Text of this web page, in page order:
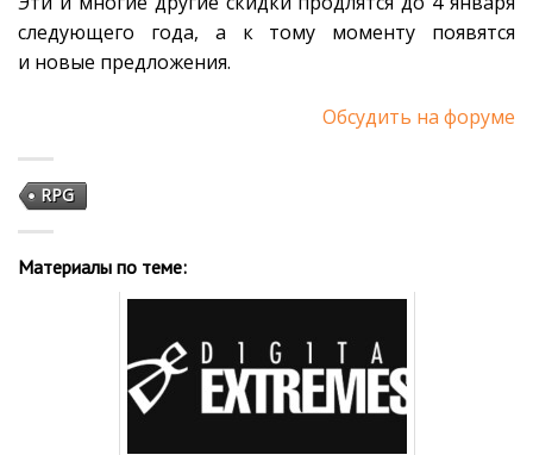
следующего года, а к тому моменту появятся
и новые предложения.
Обсудить на форуме
RPG
Материалы по теме: